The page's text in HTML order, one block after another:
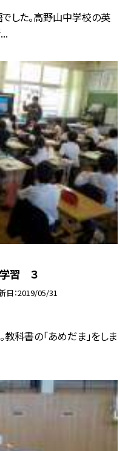
した。高野山中学校の英
学習 ３
日 2019/05/31
科書の「あめだま」をしま